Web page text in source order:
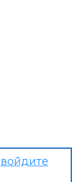
войдите